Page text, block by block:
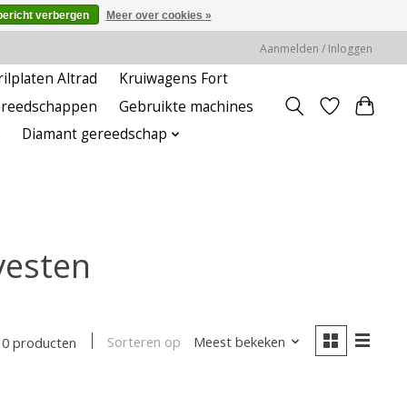
Aanmelden / Inloggen
Altrad
Kruiwagens Fort
Gebruikte machines
Diamant gereedschap
0 producten Sorteren op Meest bekeken
verbergen Meer over cookies »